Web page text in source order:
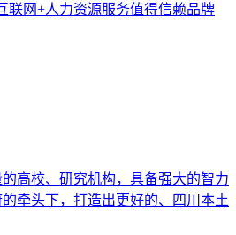
网+人力资源服务值得信赖品牌
校、研究机构，具备强大的智力
牵头下，打造出更好的、四川本土